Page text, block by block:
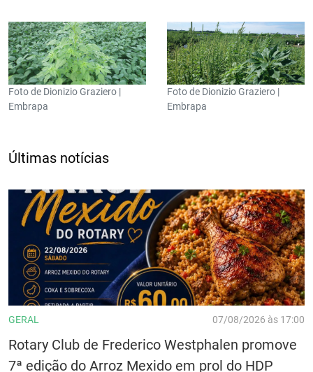
Foto de Dionizio Graziero |
Embrapa
Foto de Dionizio Graziero |
Embrapa
Últimas notícias
GERAL 07/08/2026 às 17:00
Rotary Club de Frederico Westphalen promove
7ª edição do Arroz Mexido em prol do HDP